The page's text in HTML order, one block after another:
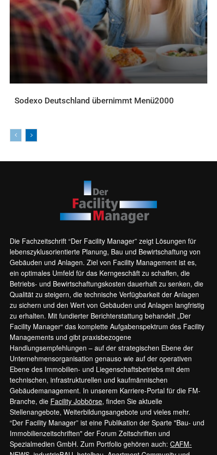
Sodexo Deutschland übernimmt Menü2000
Die Fachzeitschrift “Der Facility Manager” zeigt Lösungen für
lebenszyklusorientierte Planung, Bau und Bewirtschaftung von
Gebäuden und Anlagen. Ziel von Facility Management ist es,
ein optimales Umfeld für das Kerngeschäft zu schaffen, die
Betriebs- und Bewirtschaftungskosten dauerhaft zu senken, die
Qualität zu steigern, die technische Verfügbarkeit der Anlagen
zu sichern und den Wert von Gebäuden und Anlagen langfristig
zu erhalten. Mit fundierter Berichterstattung behandelt „Der
Facility Manager“ das komplette Aufgabenspektrum des Facility
Managements und gibt praxisbezogene
Handlungsempfehlungen – auf der strategischen Ebene der
Unternehmensorganisation genauso wie auf der operativen
Ebene des Immobilien- und Liegenschaftsbetriebs mit dem
technischen, infrastrukturellen und kaufmännischen
Gebäudemanagement. In unserem Karriere-Portal für die FM-
Branche, die Facility Jobbörse, finden Sie aktuelle
Stellenangebote, Weiterbildungsangebote und vieles mehr.
“Der Facility Manager” ist eine Publikation der Sparte "Bau- und
Immobilienzeitschriften" der Forum Zeitschriften und
Spezialmedien GmbH. Zum Portfolio gehören auch: CAFM-